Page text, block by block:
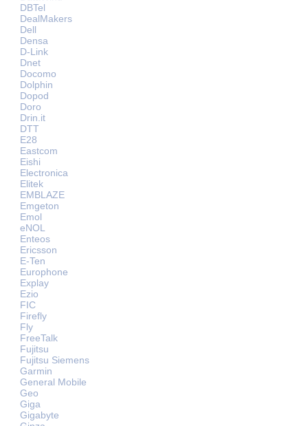
DBTel
DealMakers
Dell
Densa
D-Link
Dnet
Docomo
Dolphin
Dopod
Doro
Drin.it
DTT
E28
Eastcom
Eishi
Electronica
Elitek
EMBLAZE
Emgeton
Emol
eNOL
Enteos
Ericsson
E-Ten
Europhone
Explay
Ezio
FIC
Firefly
Fly
FreeTalk
Fujitsu
Fujitsu Siemens
Garmin
General Mobile
Geo
Giga
Gigabyte